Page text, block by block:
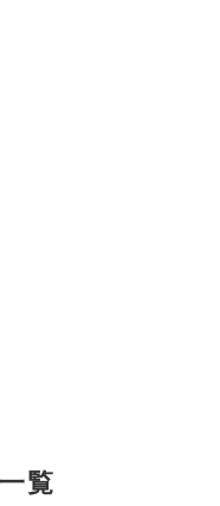
覧